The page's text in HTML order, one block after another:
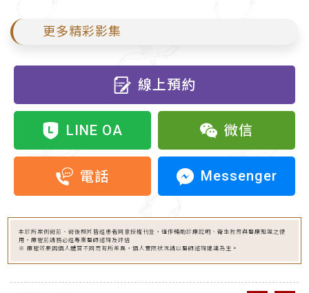
更多精彩影集
線上預約
LINE OA 微信
電話 Messenger
本診所案例術前、術後照片皆經患者同意授權刊登，僅作輔助診療說明、衛生教育與醫療知識之使
用，療程前請務必經專業醫師諮詢及評估
※ 療程效果因個人體質不同而有所差異，個人實際狀況請以醫師諮詢建議為主。